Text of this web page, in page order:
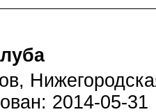
2014-05-31